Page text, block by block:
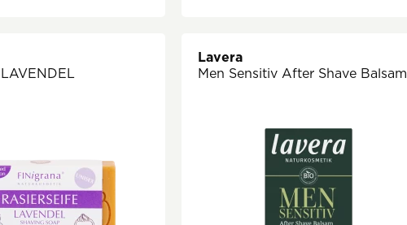
Lavera
Men Sensitiv After Shave Balsam